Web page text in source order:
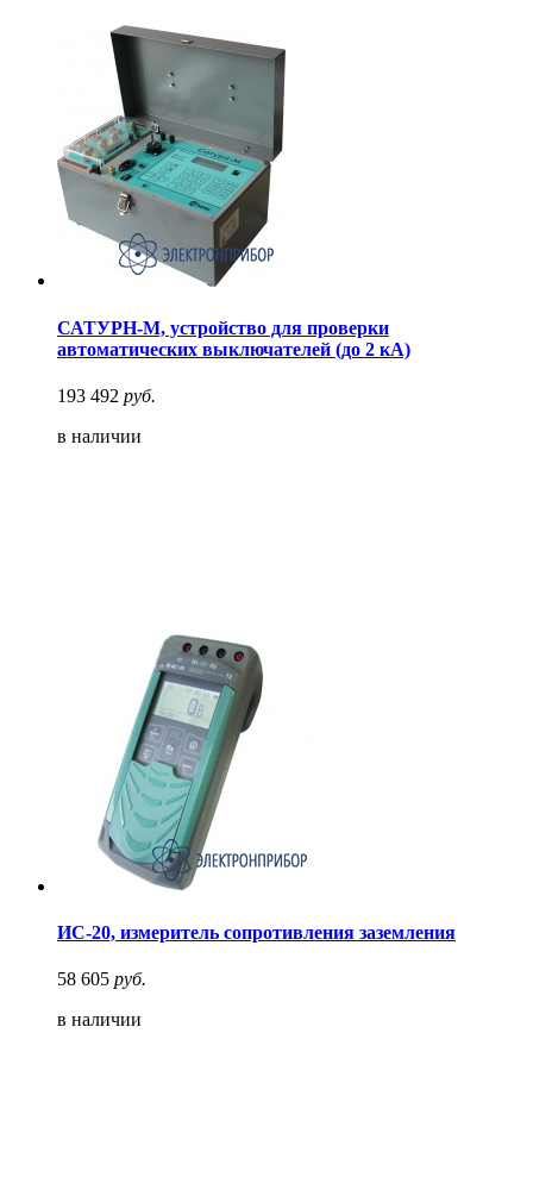
САТУРН-М, устройство для проверки
автоматических выключателей (до 2 кА)
193 492 руб.
в наличии
ИС-20, измеритель сопротивления заземления
58 605 руб.
в наличии